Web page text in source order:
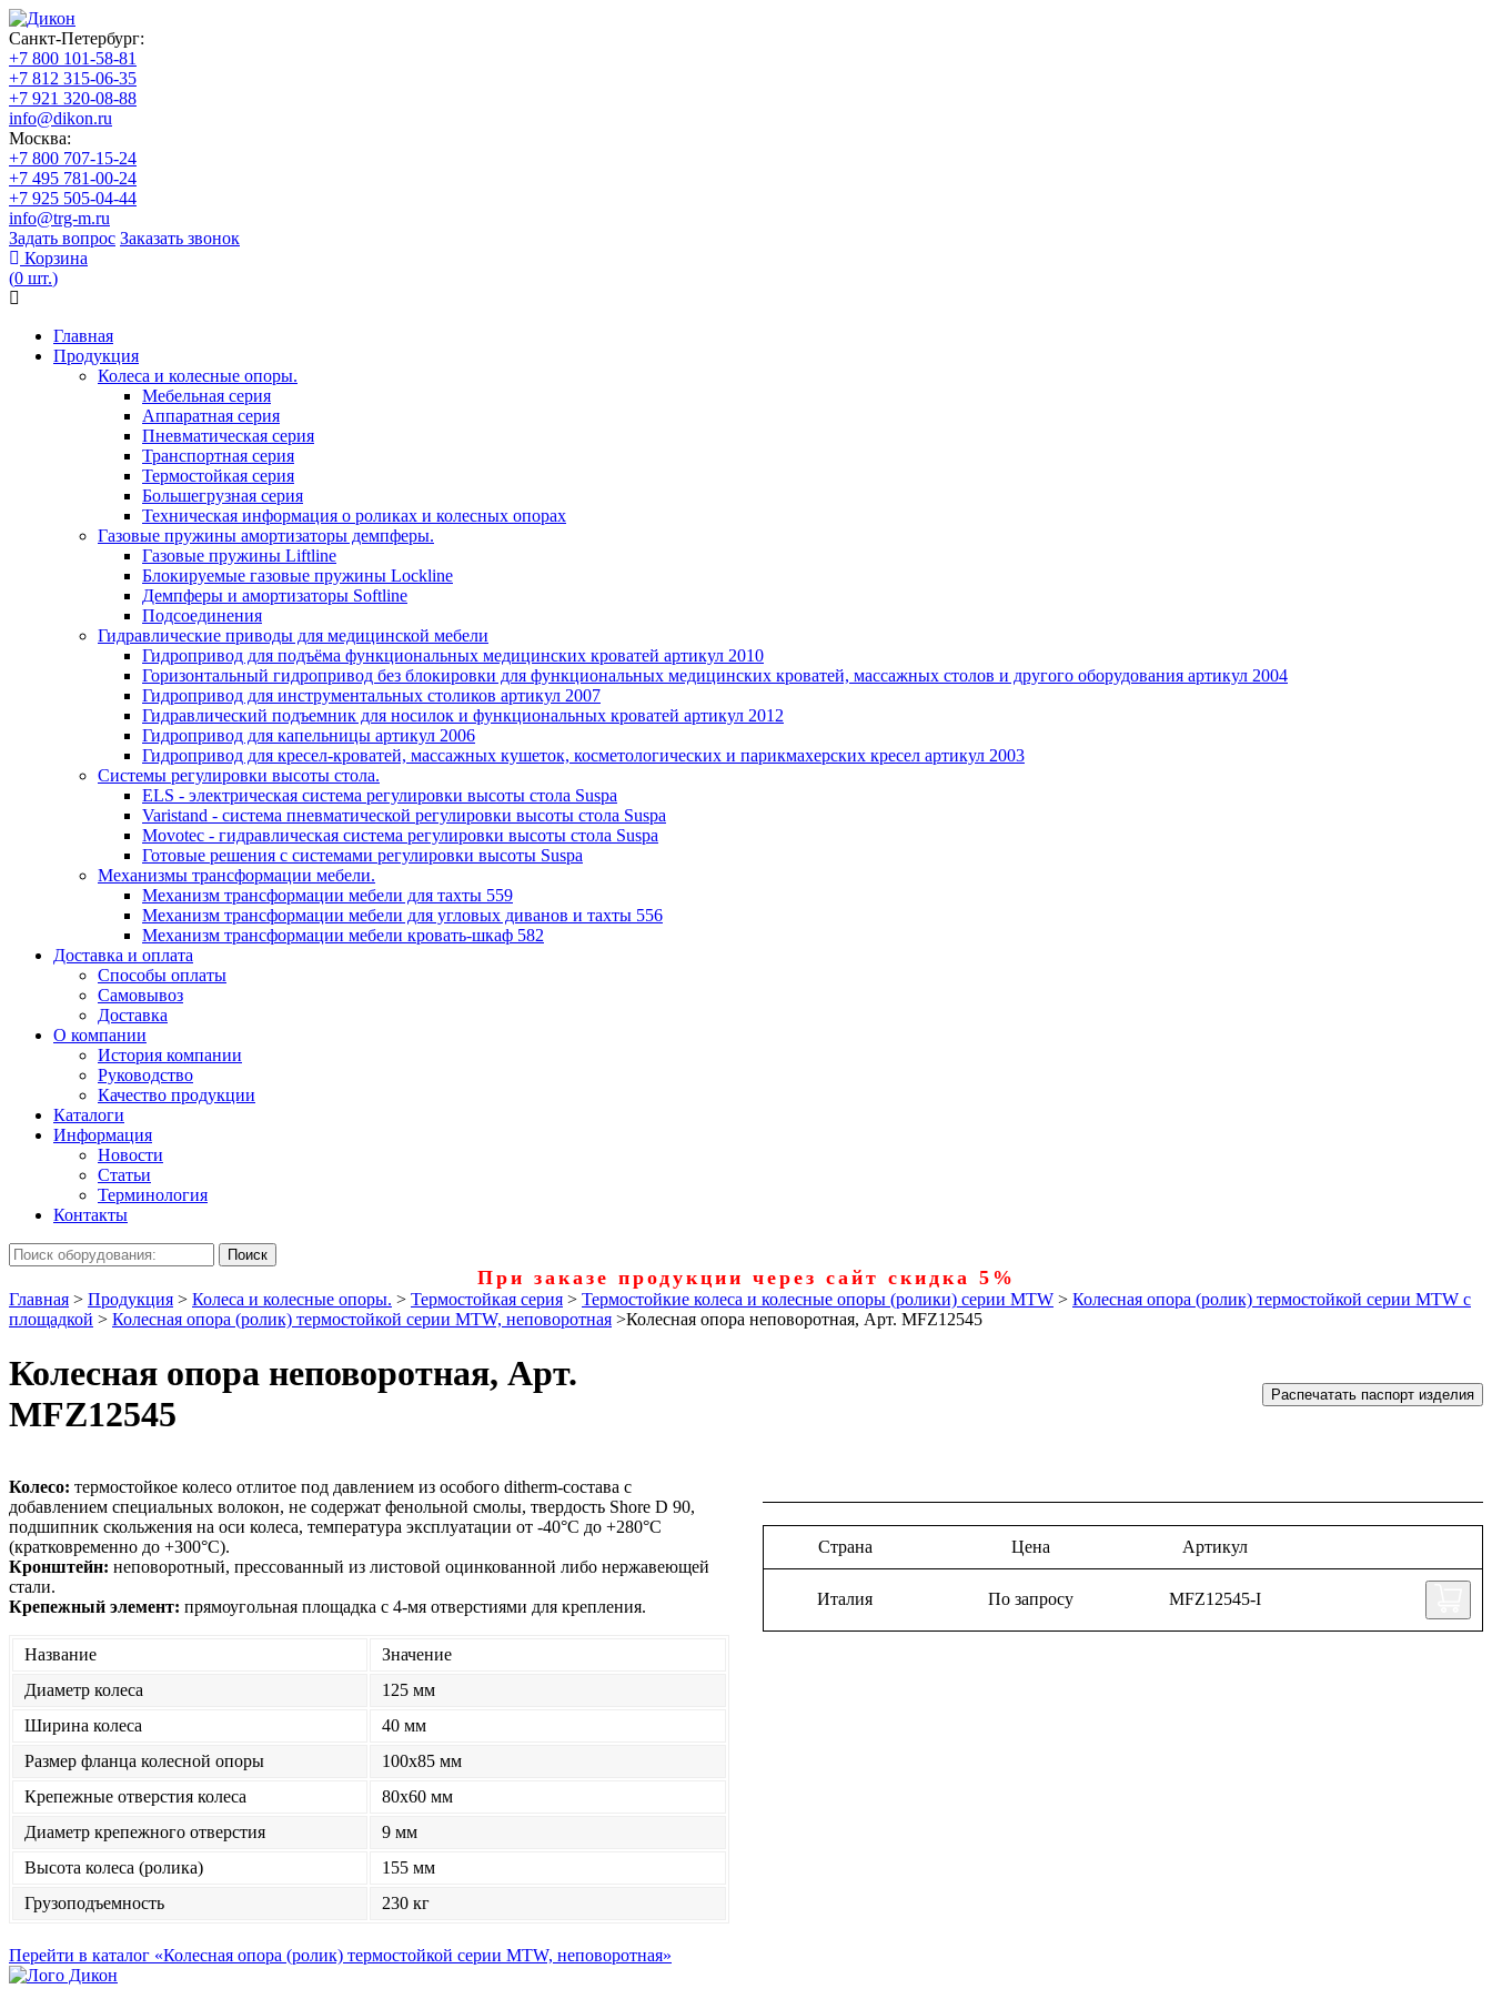
Санкт-Петербург:
+7 800 101-58-81
+7 812 315-06-35
+7 921 320-08-88
info@dikon.ru
Москва:
+7 800 707-15-24
+7 495 781-00-24
+7 925 505-04-44
info@trg-m.ru
Задать вопрос Заказать звонок
Корзина
(0 шт.)
Главная
Продукция
Колеса и колесные опоры.
Мебельная серия
Аппаратная серия
Пневматическая серия
Транспортная серия
Термостойкая серия
Большегрузная серия
Техническая информация о роликах и колесных опорах
Газовые пружины амортизаторы демпферы.
Газовые пружины Liftline
Блокируемые газовые пружины Lockline
Демпферы и амортизаторы Softline
Подсоединения
Гидравлические приводы для медицинской мебели
Гидропривод для подъёма функциональных медицинских кроватей артикул 2010
Горизонтальный гидропривод без блокировки для функциональных медицинских кроватей, массажных столов и другого оборудования артикул 2004
Гидропривод для инструментальных столиков артикул 2007
Гидравлический подъемник для носилок и функциональных кроватей артикул 2012
Гидропривод для капельницы артикул 2006
Гидропривод для кресел-кроватей, массажных кушеток, косметологических и парикмахерских кресел артикул 2003
Системы регулировки высоты стола.
ELS - электрическая система регулировки высоты стола Suspa
Varistand - система пневматической регулировки высоты стола Suspa
Movotec - гидравлическая система регулировки высоты стола Suspa
Готовые решения с системами регулировки высоты Suspa
Механизмы трансформации мебели.
Механизм трансформации мебели для тахты 559
Механизм трансформации мебели для угловых диванов и тахты 556
Механизм трансформации мебели кровать-шкаф 582
Доставка и оплата
Способы оплаты
Самовывоз
Доставка
О компании
История компании
Руководство
Качество продукции
Каталоги
Информация
Новости
Статьи
Терминология
Контакты
При заказе продукции через сайт скидка 5%
Главная > Продукция > Колеса и колесные опоры. > Термостойкая серия > Термостойкие колеса и колесные опоры (ролики) серии MTW > Колесная опора (ролик) термостойкой серии MTW с
площадкой > Колесная опора (ролик) термостойкой серии MTW, неповоротная >Колесная опора неповоротная, Арт. MFZ12545
Колесная опора неповоротная, Арт.
MFZ12545
Распечатать паспорт изделия
Колесо: термостойкое колесо отлитое под давлением из особого ditherm-состава с
добавлением специальных волокон, не содержат фенольной смолы, твердость Shore D 90,
подшипник скольжения на оси колеса, температура эксплуатации от -40°С до +280°С
(кратковременно до +300°С).
Кронштейн: неповоротный, прессованный из листовой оцинкованной либо нержавеющей
стали.
Крепежный элемент: прямоугольная площадка с 4-мя отверстиями для крепления.
Название
Значение
Диаметр колеса
125 мм
Ширина колеса
40 мм
Размер фланца колесной опоры
100x85 мм
Крепежные отверстия колеса
80x60 мм
Диаметр крепежного отверстия
9 мм
Высота колеса (ролика)
155 мм
Грузоподъемность
230 кг
Страна Цена Артикул
Италия По запросу MFZ12545-I
Перейти в каталог «Колесная опора (ролик) термостойкой серии MTW, неповоротная»